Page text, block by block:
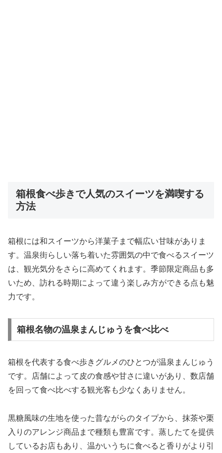
箱根食べ歩きで人気のスイーツを満喫する
方法
箱根には和スイーツから洋菓子まで幅広い甘味がありま
す。温泉街らしい落ち着いた雰囲気の中で食べるスイーツ
は、観光気分をさらに高めてくれます。季節限定商品も多
いため、訪れる時期によって違う楽しみ方ができる点も魅
力です。
箱根名物の温泉まんじゅうを食べ比べ
箱根を代表する食べ歩きグルメのひとつが温泉まんじゅう
です。店舗によって皮の食感や甘さに違いがあり、数店舗
を回って食べ比べする観光客も少なくありません。
黒糖風味の生地を使った昔ながらのタイプから、抹茶や栗
入りのアレンジ商品まで種類も豊富です。蒸したてを提供
しているお店もあり、温かいうちに食べると香りがより引